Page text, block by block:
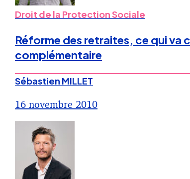
Droit de la Protection Sociale
Réforme des retraites, ce qui va
complémentaire
Sébastien MILLET
16 novembre 2010